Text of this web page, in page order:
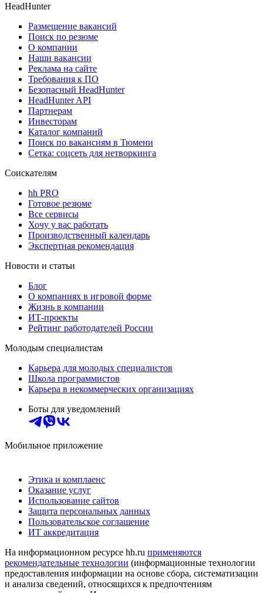
HeadHunter
Размещение вакансий
Поиск по резюме
О компании
Наши вакансии
Реклама на сайте
Требования к ПО
Безопасный HeadHunter
HeadHunter API
Партнерам
Инвесторам
Каталог компаний
Поиск по вакансиям в Тюмени
Сетка: соцсеть для нетворкинга
Соискателям
hh PRO
Готовое резюме
Все сервисы
Хочу у вас работать
Производственный календарь
Экспертная рекомендация
Новости и статьи
Блог
О компаниях в игровой форме
Жизнь в компании
ИТ-проекты
Рейтинг работодателей России
Молодым специалистам
Карьера для молодых специалистов
Школа программистов
Карьера в некоммерческих организациях
Боты для уведомлений
Мобильное приложение
Этика и комплаенс
Оказание услуг
Использование сайтов
Защита персональных данных
Пользовательское соглашение
ИТ аккредитация
На информационном ресурсе hh.ru применяются
рекомендательные технологии (информационные технологии
предоставления информации на основе сбора, систематизации
и анализа сведений, относящихся к предпочтениям